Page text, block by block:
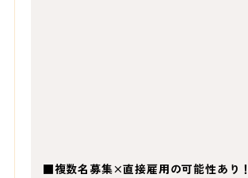
■複数名募集×直接雇用の可能性あり！